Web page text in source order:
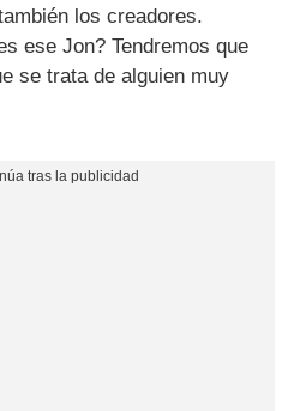
los creadores.
ese Jon? Tendremos que
se trata de alguien muy